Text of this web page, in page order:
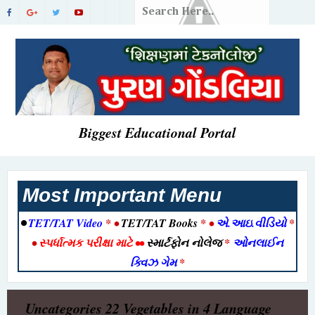
Biggest Educational Portal
Most Important Menu
•TET/TAT Video * •TET/TAT Books * •એ.આઇ.વીડિયો*
•સ્પર્ધાત્મક પરીક્ષા માટે••સ્માર્ટફોન નોલેજ* ઓનલાઈન
ક્વિઝ ગેમ*
Uncategories 22 Vegetables in 4 Language